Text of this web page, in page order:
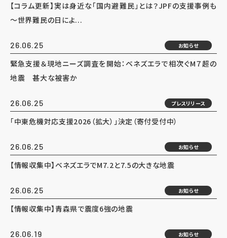
【コラム更新】実は身近な「国内避難民」とは？JPFの支援事例も
～世界難民の日によ...
26.06.25 お知らせ
緊急支援＆現地ニーズ調査を開始：ベネズエラで相次ぐM７超の
地震 甚大な被害か
26.06.25 プレスリリース
「中東危機対応支援2026（拡大）」決定（寄付受付中）
26.06.25 お知らせ
【情報収集中】ベネズエラでM7.2と7.5の大きな地震
26.06.25 お知らせ
【情報収集中】青森県で震度6強の地震
26.06.19 お知らせ